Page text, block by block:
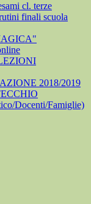
cl. terze
finali scuola
2018/2019
Docenti/Famiglie)